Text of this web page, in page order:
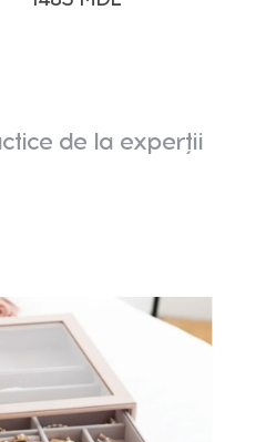
de la experții